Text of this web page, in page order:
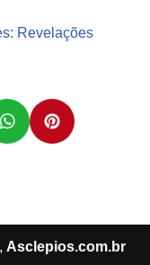
Revelações
Asclepios.com.br